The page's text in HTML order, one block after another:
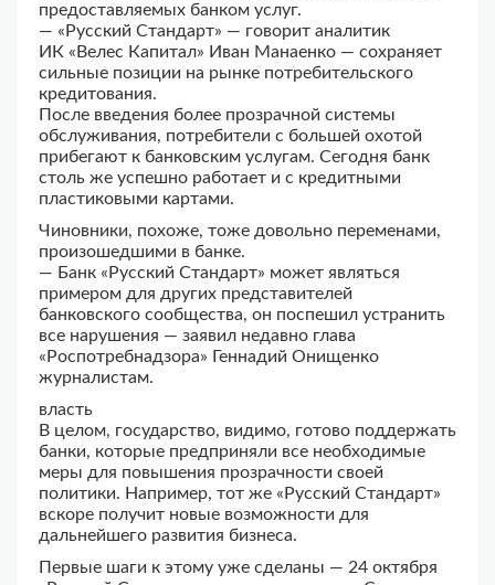
предоставляемых банком услуг.
— «Русский Стандарт» — говорит аналитик
ИК «Велес Капитал» Иван Манаенко — сохраняет
сильные позиции на рынке потребительского
кредитования.
После введения более прозрачной системы
обслуживания, потребители с большей охотой
прибегают к банковским услугам. Сегодня банк
столь же успешно работает и с кредитными
пластиковыми картами.
Чиновники, похоже, тоже довольно переменами,
произошедшими в банке.
— Банк «Русский Стандарт» может являться
примером для других представителей
банковского сообщества, он поспешил устранить
все нарушения — заявил недавно глава
«Роспотребнадзора» Геннадий Онищенко
журналистам.
власть
В целом, государство, видимо, готово поддержать
банки, которые предприняли все необходимые
меры для повышения прозрачности своей
политики. Например, тот же «Русский Стандарт»
вскоре получит новые возможности для
дальнейшего развития бизнеса.
Первые шаги к этому уже сделаны — 24 октября